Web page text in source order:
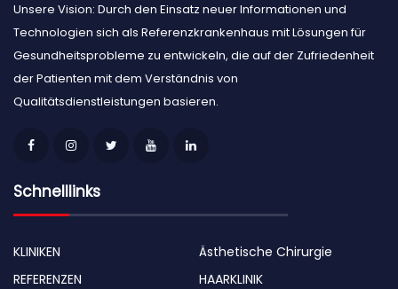
Unsere Vision: Durch den Einsatz neuer Informationen und
Technologien sich als Referenzkrankenhaus mit Lösungen für
Gesundheitsprobleme zu entwickeln, die auf der Zufriedenheit
der Patienten mit dem Verständnis von
Qualitätsdienstleistungen basieren.
Schnelllinks
KLINIKEN
REFERENZEN
Ästhetische Chirurgie
HAARKLINIK